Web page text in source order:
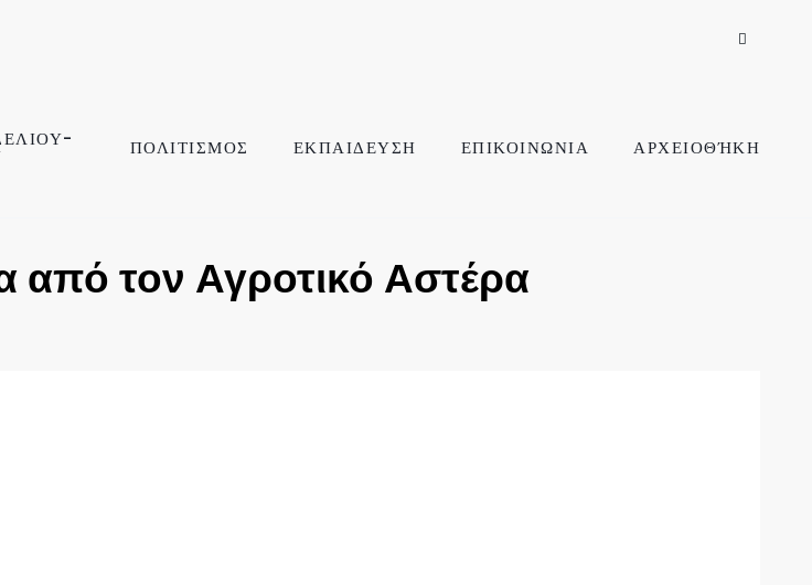
ΠΟΛΙΤΙΣΜΟΣ ΕΚΠΑΙΔΕΥΣΗ ΕΠΙΚΟΙΝΩΝΙΑ ΑΡΧΕΙΟΘΉΚΗ
από τον Αγροτικό Αστέρα